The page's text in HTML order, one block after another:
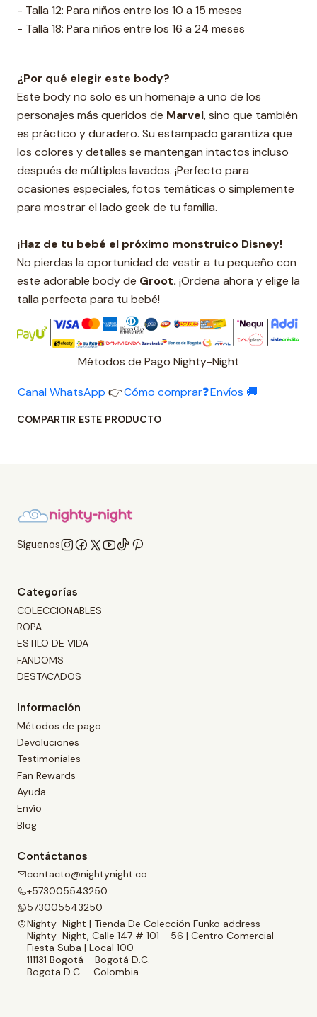
- Talla 12: Para niños entre los 10 a 15 meses
- Talla 18: Para niños entre los 16 a 24 meses
¿Por qué elegir este body?
Este body no solo es un homenaje a uno de los
personajes más queridos de Marvel, sino que también
es práctico y duradero. Su estampado garantiza que
los colores y detalles se mantengan intactos incluso
después de múltiples lavados. ¡Perfecto para
ocasiones especiales, fotos temáticas o simplemente
para mostrar el lado geek de tu familia.
¡Haz de tu bebé el próximo monstruico Disney!
No pierdas la oportunidad de vestir a tu pequeño con
este adorable body de Groot. ¡Ordena ahora y elige la
talla perfecta para tu bebé!
Métodos de Pago Nighty-Night
Canal WhatsApp 👉Cómo comprar❓Envíos 🚚
COMPARTIR ESTE PRODUCTO
Síguenos
Categorías
COLECCIONABLES
ROPA
ESTILO DE VIDA
FANDOMS
DESTACADOS
Información
Métodos de pago
Devoluciones
Testimoniales
Fan Rewards
Ayuda
Envío
Blog
Contáctanos
contacto@nightynight.co
+573005543250
573005543250
Nighty-Night | Tienda De Colección Funko address
Nighty-Night, Calle 147 # 101 - 56 | Centro Comercial
Fiesta Suba | Local 100
111131 Bogotá - Bogotá D.C.
Bogota D.C. - Colombia